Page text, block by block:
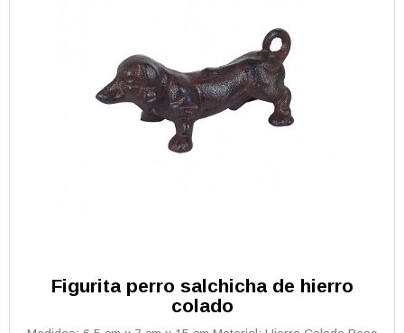
Figurita perro salchicha de hierro
colado